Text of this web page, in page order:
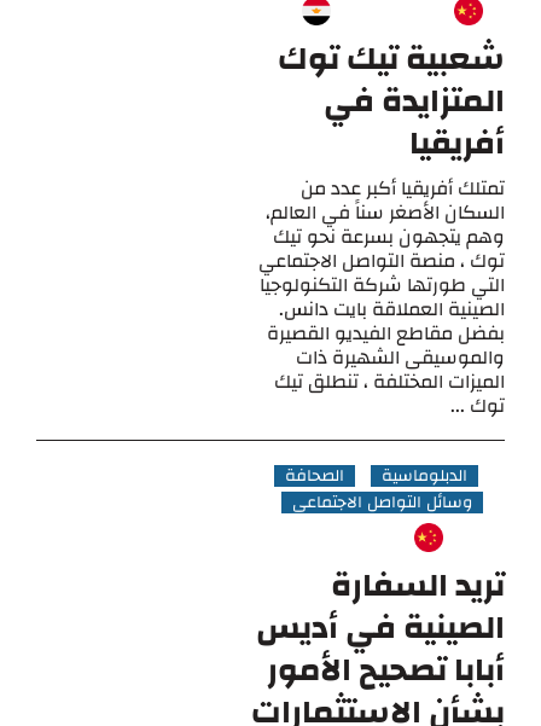
شعبية تيك توك
المتزايدة في
أفريقيا
تمتلك أفريقيا أكبر عدد من
السكان الأصغر سناً في العالم،
وهم يتجهون بسرعة نحو تيك
توك ، منصة التواصل الاجتماعي
التي طورتها شركة التكنولوجيا
الصينية العملاقة بايت دانس.
بفضل مقاطع الفيديو القصيرة
والموسيقى الشهيرة ذات
الميزات المختلفة ، تنطلق تيك
توك ...
الدبلوماسية
الصحافة
وسائل التواصل الاجتماعي
تريد السفارة
الصينية في أديس
أبابا تصحيح الأمور
بشأن الاستثمارات